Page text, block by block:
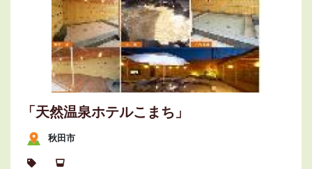
「天然温泉ホテルこまち」
秋田市